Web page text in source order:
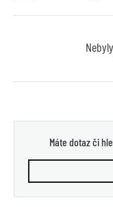
Máte dotaz či